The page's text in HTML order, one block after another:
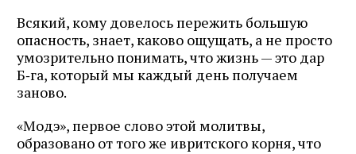
Всякий, кому довелось пережить большую
опасность, знает, каково ощущать, а не просто
умозрительно понимать, что жизнь — это дар
Б‑га, который мы каждый день получаем
заново.
«Модэ», первое слово этой молитвы,
образовано от того же ивритского корня, что